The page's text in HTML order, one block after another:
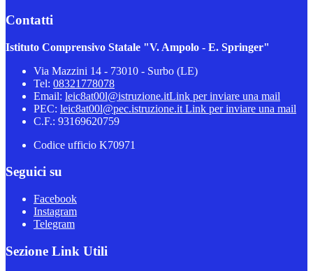
Contatti
Istituto Comprensivo Statale "V. Ampolo - E. Springer"
Via Mazzini 14 - 73010 - Surbo (LE)
Tel: 08321778078
Email: leic8at00l@istruzione.itLink per inviare una mail
PEC: leic8at00l@pec.istruzione.it Link per inviare una mail
C.F.: 93169620759
Codice ufficio K70971
Seguici su
Facebook
Instagram
Telegram
Sezione Link Utili